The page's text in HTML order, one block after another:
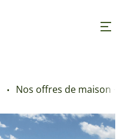
Nos offres de maison +